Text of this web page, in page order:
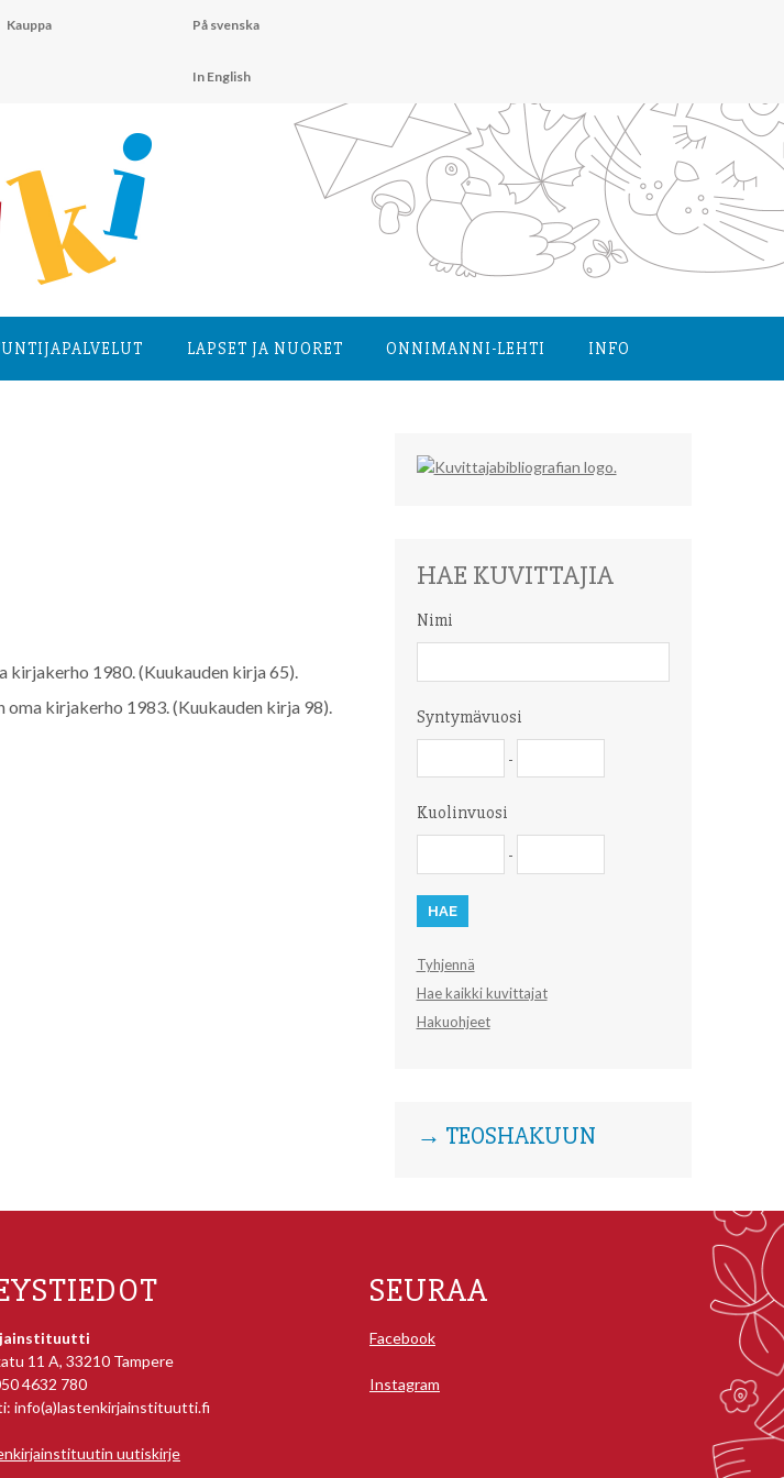
Kauppa På svenska
In English
LAPSET JA NUORET ONNIMANNI-LEHTI INFO
kirjakerho 1980. (Kuukauden kirja 65).
oma kirjakerho 1983. (Kuukauden kirja 98).
HAE KUVITTAJIA
Nimi
Syntymävuosi
-
Kuolinvuosi
-
Tyhjennä
Hae kaikki kuvittajat
Hakuohjeet
→ TEOSHAKUUN
11 A, 33210 Tampere
4632 780
info(a)lastenkirjainstituutti.fi
uutiskirje
SEURAA
Facebook
Instagram